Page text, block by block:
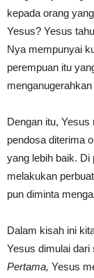
kepada orang
Yesus? Yesus
Nya mempunyai
perempuan itu
Dengan itu,
pendosa diterima
yang lebih baik. Di
melakukan
pun diminta
Dalam kisah ini
Yesus dimulai dari
Pertama, Yesus